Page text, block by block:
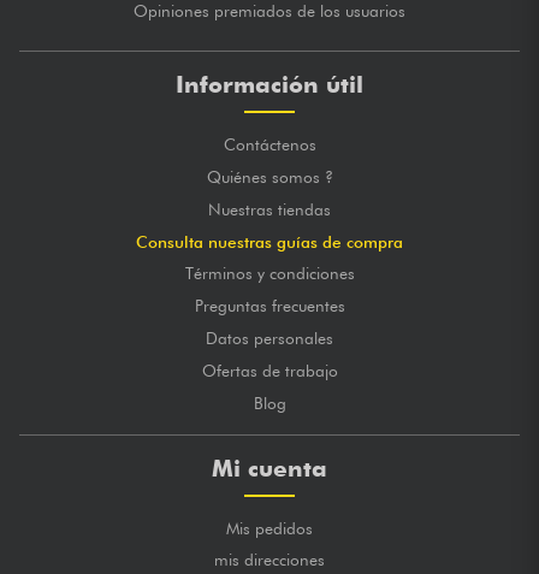
Opiniones premiados de los usuarios
Información útil
Contáctenos
Quiénes somos ?
Nuestras tiendas
Consulta nuestras guías de compra
Términos y condiciones
Preguntas frecuentes
Datos personales
Ofertas de trabajo
Blog
Mi cuenta
Mis pedidos
mis direcciones